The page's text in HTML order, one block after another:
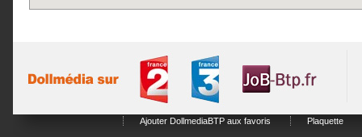
Ajouter DollmediaBTP aux favoris Plaquette